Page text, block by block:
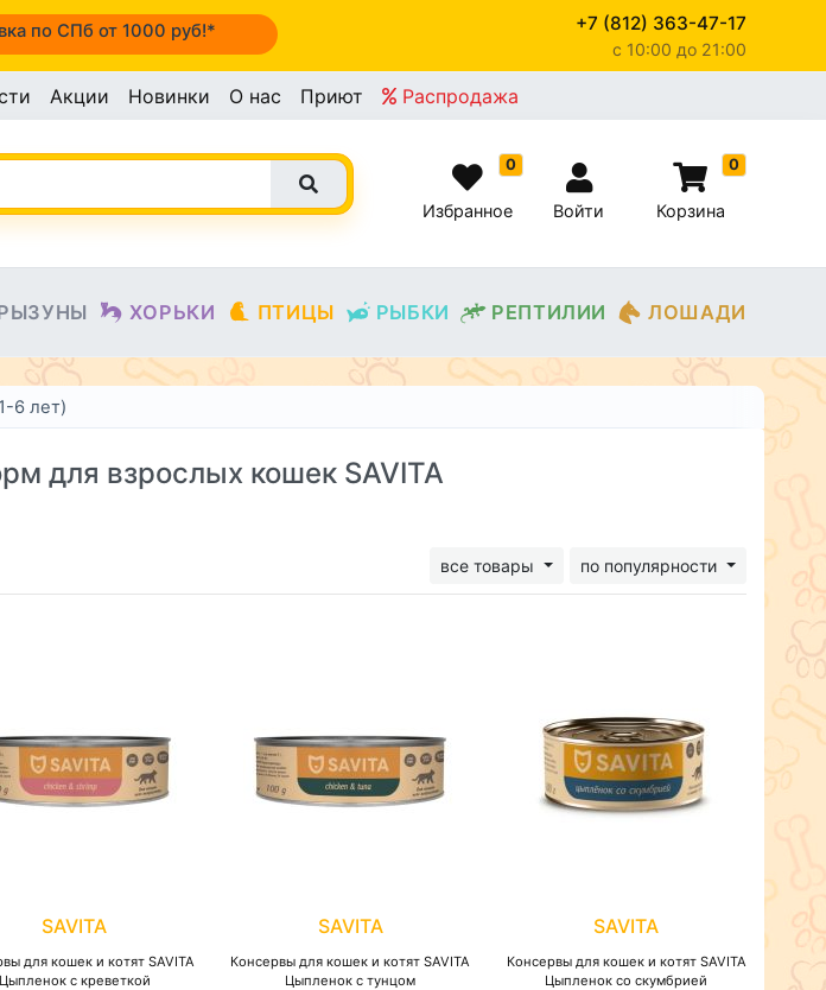
по СПб от 1000 руб!* +7 (812) 363-47-17
c 10:00 до 21:00
Акции Новинки О нас Приют Распродажа
0
Избранное Войти
0
Корзина
ХОРЬКИ ПТИЦЫ РЫБКИ РЕПТИЛИИ ЛОШАДИ
6 лет)
для взрослых кошек SAVITA
все товары по популярности
SAVITA
для кошек и котят SAVITA
Цыпленок с креветкой
SAVITA
Консервы для кошек и котят SAVITA
Цыпленок с тунцом
SAVITA
Консервы для кошек и котят SAVITA
Цыпленок со скумбрией